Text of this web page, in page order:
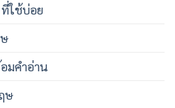
ใช้บ่อย
มคําอ่าน
ษ